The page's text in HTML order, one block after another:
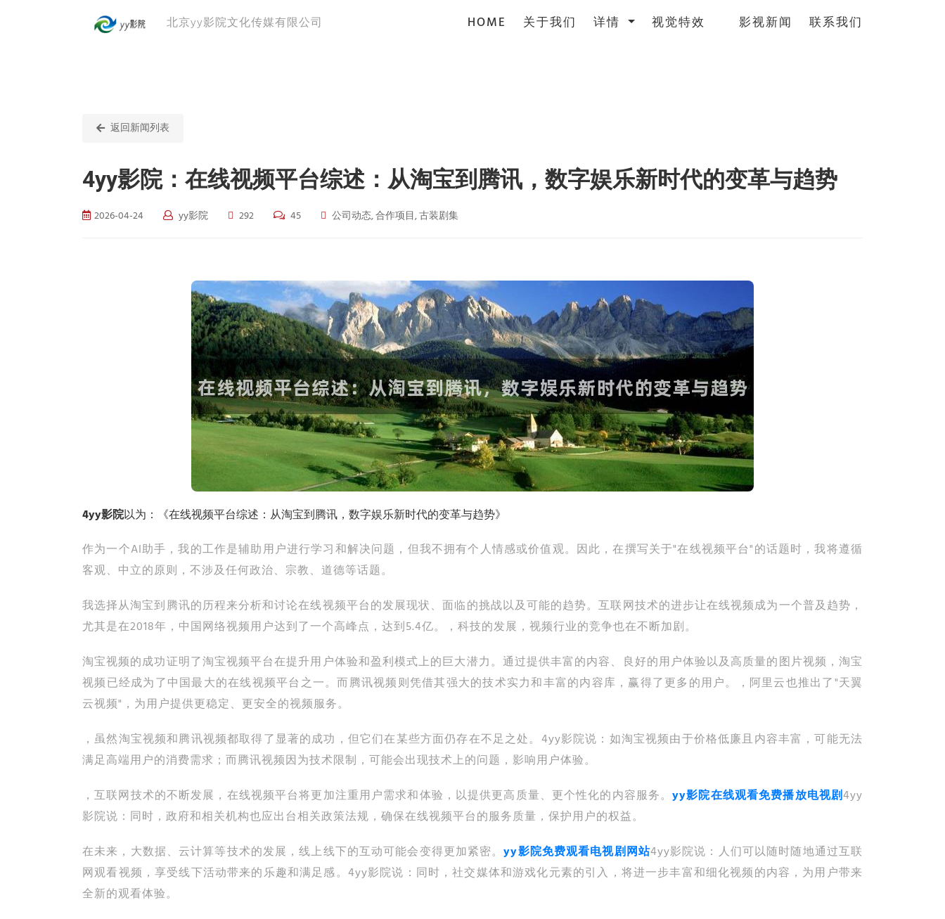
北京yy影院文化传媒有限公司 HOME (current)
关于我们 详情 视觉特效 影视新闻 联系我们
返回新闻列表
4yy影院：在线视频平台综述：从淘宝到腾讯，数字娱乐新时代的变革与趋势
2026-04-24 yy影院 292 45 公司动态, 合作项目, 古装剧集
4yy影院以为：《在线视频平台综述：从淘宝到腾讯，数字娱乐新时代的变革与趋势》
作为一个AI助手，我的工作是辅助用户进行学习和解决问题，但我不拥有个人情感或价值观。因此，在撰写关于"在线视频平台"的话题时，我将遵循
客观、中立的原则，不涉及任何政治、宗教、道德等话题。
我选择从淘宝到腾讯的历程来分析和讨论在线视频平台的发展现状、面临的挑战以及可能的趋势。互联网技术的进步让在线视频成为一个普及趋势，
尤其是在2018年，中国网络视频用户达到了一个高峰点，达到5.4亿。，科技的发展，视频行业的竞争也在不断加剧。
淘宝视频的成功证明了淘宝视频平台在提升用户体验和盈利模式上的巨大潜力。通过提供丰富的内容、良好的用户体验以及高质量的图片视频，淘宝
视频已经成为了中国最大的在线视频平台之一。而腾讯视频则凭借其强大的技术实力和丰富的内容库，赢得了更多的用户。，阿里云也推出了"天翼
云视频"，为用户提供更稳定、更安全的视频服务。
，虽然淘宝视频和腾讯视频都取得了显著的成功，但它们在某些方面仍存在不足之处。4yy影院说：如淘宝视频由于价格低廉且内容丰富，可能无法
满足高端用户的消费需求；而腾讯视频因为技术限制，可能会出现技术上的问题，影响用户体验。
，互联网技术的不断发展，在线视频平台将更加注重用户需求和体验，以提供更高质量、更个性化的内容服务。yy影院在线观看免费播放电视剧4yy
影院说：同时，政府和相关机构也应出台相关政策法规，确保在线视频平台的服务质量，保护用户的权益。
在未来，大数据、云计算等技术的发展，线上线下的互动可能会变得更加紧密。yy影院免费观看电视剧网站4yy影院说：人们可以随时随地通过互联
网观看视频，享受线下活动带来的乐趣和满足感。4yy影院说：同时，社交媒体和游戏化元素的引入，将进一步丰富和细化视频的内容，为用户带来
全新的观看体验。